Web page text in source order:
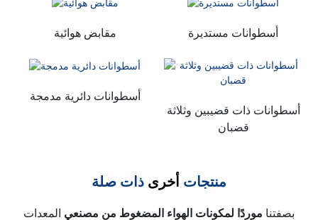
مقابض هوائية أسطوانات مستديرة
أسطوانات دائرية مدمجة
أسطوانات ذات قضيبين وثلاثة
قضبان
منتجات أخرى ذات صلة
بصفتنا موردًا لمكونات الهواء المضغوط من مصنعي المعدات